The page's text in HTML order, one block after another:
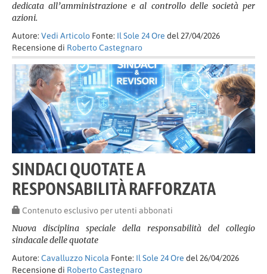
dedicata all’amministrazione e al controllo delle società per
azioni.
Autore: Vedi Articolo Fonte: Il Sole 24 Ore del 27/04/2026
Recensione di Roberto Castegnaro
SINDACI QUOTATE A
RESPONSABILITÀ RAFFORZATA
Contenuto esclusivo per utenti abbonati
Nuova disciplina speciale della responsabilità del collegio
sindacale delle quotate
Autore: Cavalluzzo Nicola Fonte: Il Sole 24 Ore del 26/04/2026
Recensione di Roberto Castegnaro